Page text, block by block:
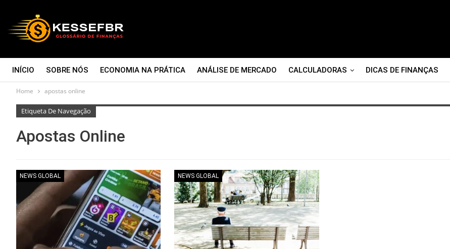
INÍCIO SOBRE NÓS ECONOMIA NA PRÁTICA ANÁLISE DE MERCADO CALCULADORAS DICAS DE FINANÇAS
CONTATO
Home apostas online
Etiqueta De Navegação
Apostas Online
NEWS GLOBAL NEWS GLOBAL